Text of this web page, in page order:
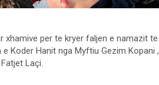
xhamive per te kryer faljen e namazit te
Koder Hanit nga Myftiu Gezim Kopani ,
Laçi.